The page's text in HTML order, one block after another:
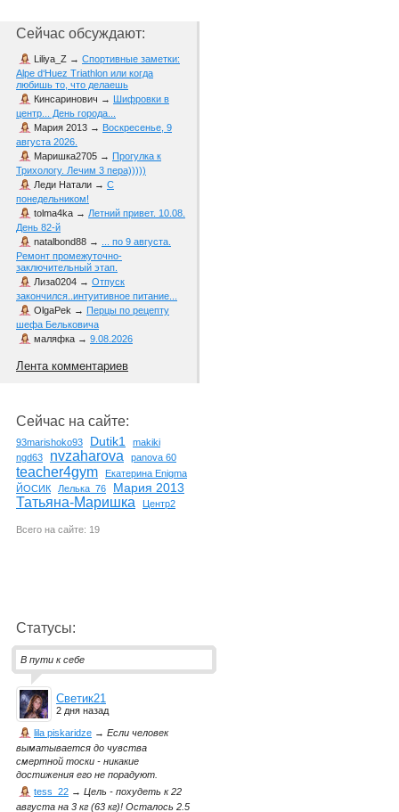
Сейчас обсуждают:
Liliya_Z → Спортивные заметки:
Alpe d‘Huez Triathlon или когда
любишь то, что делаешь
Кинсаринович → Шифровки в
центр... День города...
Мария 2013 → Воскресенье, 9
августа 2026.
Маришка2705 → Прогулка к
Трихологу. Лечим 3 пера)))))
Леди Натали → С
понедельником!
tolma4ka → Летний привет. 10.08.
День 82-й
natalbond88 → ... по 9 августа.
Ремонт промежуточно-
заключительный этап.
Лиза0204 → Отпуск
закончился..интуитивное питание...
OlgaPek → Перцы по рецепту
шефа Бельковича
маляфка → 9.08.2026
Лента комментариев
Сейчас на сайте:
93marishoko93 Dutik1
makiki
ngd63
nvzaharova panova 60
teacher4gym
Екатерина Enigma
ЙОСИК
Лелька_76 Мария 2013
Татьяна-Маришка Центр2
Всего на сайте: 19
Статусы:
В пути к себе
Светик21
2 дня назад
lila piskaridze → Если человек
выматывается до чувства
смертной тоски - никакие
достижения его не порадуют.
tess_22 → Цель - похудеть к 22
августа на 3 кг (63 кг)! Осталось 2.5